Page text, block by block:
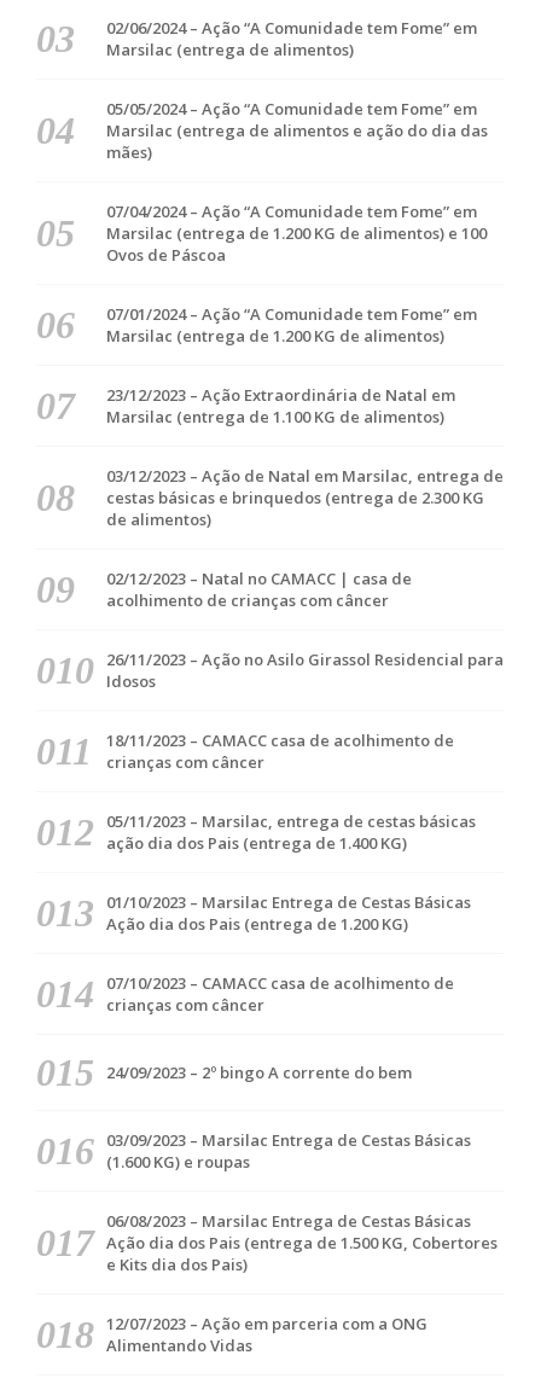
02/06/2024 – Ação “A Comunidade tem Fome” em
Marsilac (entrega de alimentos)
05/05/2024 – Ação “A Comunidade tem Fome” em
Marsilac (entrega de alimentos e ação do dia das
mães)
07/04/2024 – Ação “A Comunidade tem Fome” em
Marsilac (entrega de 1.200 KG de alimentos) e 100
Ovos de Páscoa
07/01/2024 – Ação “A Comunidade tem Fome” em
Marsilac (entrega de 1.200 KG de alimentos)
23/12/2023 – Ação Extraordinária de Natal em
Marsilac (entrega de 1.100 KG de alimentos)
03/12/2023 – Ação de Natal em Marsilac, entrega de
cestas básicas e brinquedos (entrega de 2.300 KG
de alimentos)
02/12/2023 – Natal no CAMACC | casa de
acolhimento de crianças com câncer
26/11/2023 – Ação no Asilo Girassol Residencial para
Idosos
18/11/2023 – CAMACC casa de acolhimento de
crianças com câncer
05/11/2023 – Marsilac, entrega de cestas básicas
ação dia dos Pais (entrega de 1.400 KG)
01/10/2023 – Marsilac Entrega de Cestas Básicas
Ação dia dos Pais (entrega de 1.200 KG)
07/10/2023 – CAMACC casa de acolhimento de
crianças com câncer
24/09/2023 – 2º bingo A corrente do bem
03/09/2023 – Marsilac Entrega de Cestas Básicas
(1.600 KG) e roupas
06/08/2023 – Marsilac Entrega de Cestas Básicas
Ação dia dos Pais (entrega de 1.500 KG, Cobertores
e Kits dia dos Pais)
12/07/2023 – Ação em parceria com a ONG
Alimentando Vidas